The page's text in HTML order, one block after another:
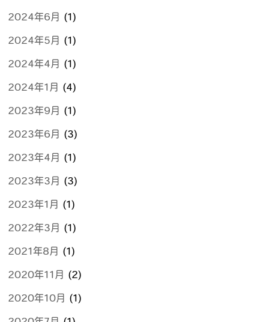
2024年6月 (1)
2024年5月 (1)
2024年4月 (1)
2024年1月 (4)
2023年9月 (1)
2023年6月 (3)
2023年4月 (1)
2023年3月 (3)
2023年1月 (1)
2022年3月 (1)
2021年8月 (1)
2020年11月 (2)
2020年10月 (1)